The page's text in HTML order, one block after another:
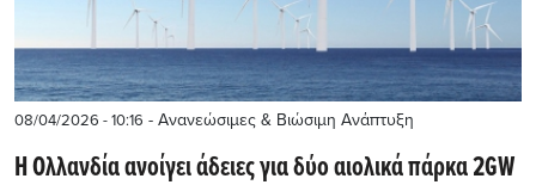
08/04/2026 - 10:16 - Ανανεώσιμες & Βιώσιμη Ανάπτυξη
Η Ολλανδία ανοίγει άδειες για δύο αιολικά πάρκα 2GW